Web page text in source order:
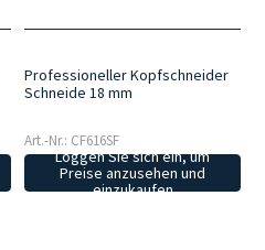
Professioneller Kopfschneider
Schneide 18 mm
Art.-Nr.: CF616SF
Loggen Sie sich ein, um
Preise anzusehen und
einzukaufen